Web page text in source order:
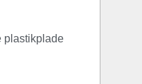
plastikplade